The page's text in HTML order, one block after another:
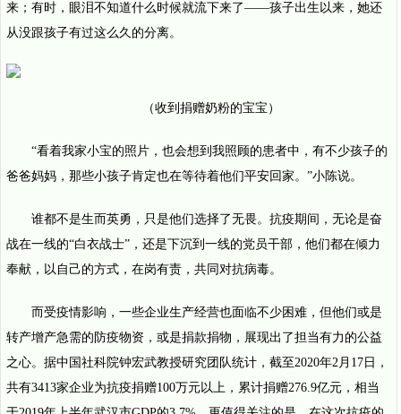
来；有时，眼泪不知道什么时候就流下来了——孩子出生以来，她还
从没跟孩子有过这么久的分离。
（收到捐赠奶粉的宝宝）
“看着我家小宝的照片，也会想到我照顾的患者中，有不少孩子的
爸爸妈妈，那些小孩子肯定也在等待着他们平安回家。”小陈说。
谁都不是生而英勇，只是他们选择了无畏。抗疫期间，无论是奋
战在一线的“白衣战士”，还是下沉到一线的党员干部，他们都在倾力
奉献，以自己的方式，在岗有责，共同对抗病毒。
而受疫情影响，一些企业生产经营也面临不少困难，但他们或是
转产增产急需的防疫物资，或是捐款捐物，展现出了担当有力的公益
之心。据中国社科院钟宏武教授研究团队统计，截至2020年2月17日，
共有3413家企业为抗疫捐赠100万元以上，累计捐赠276.9亿元，相当